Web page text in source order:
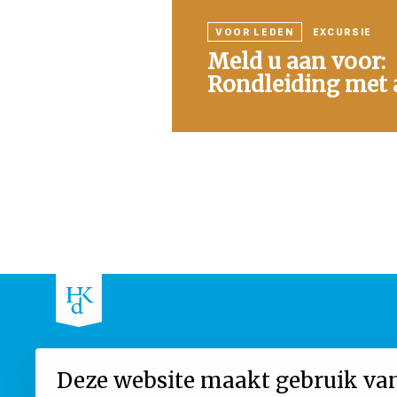
Deze website maakt gebruik
VOOR LEDEN EXCURSIE
Meld u aan voor:
Rondleiding met
DE HUIZEN VACATURES